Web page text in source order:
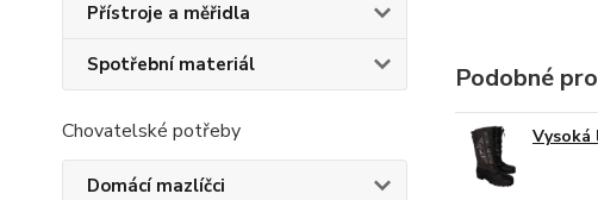
Přístroje a měřidla
Spotřební materiál
Chovatelské potřeby
Domácí mazlíčci
Podobné
Vysoká